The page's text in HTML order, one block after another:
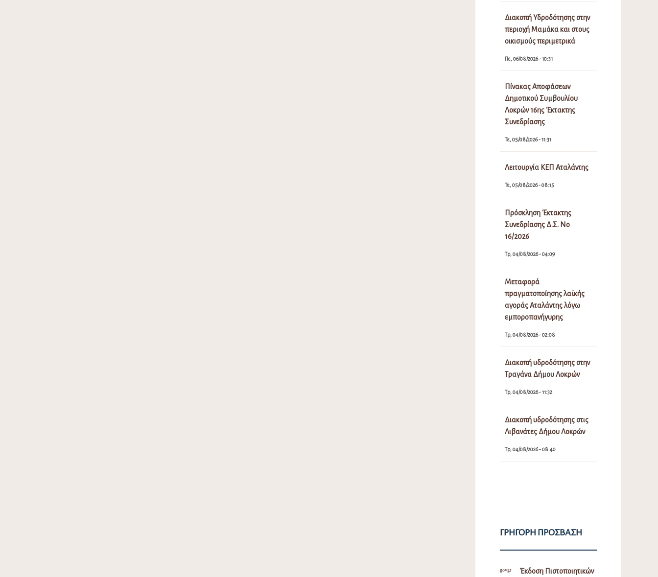
Διακοπή Υδροδότησης στην
περιοχή Μαμάκα και στους
οικισμούς περιμετρικά
Πε, 06/08/2026 - 10:31
Πίνακας Αποφάσεων
Δημοτικού Συμβουλίου
Λοκρών 16ης Έκτακτης
Συνεδρίασης
Τε, 05/08/2026 - 11:31
Λειτουργία ΚΕΠ Αταλάντης
Τε, 05/08/2026 - 08:15
Πρόσκληση Έκτακτης
Συνεδρίασης Δ.Σ. Νο
16/2026
Τρ, 04/08/2026 - 04:09
Μεταφορά
πραγματοποίησης λαϊκής
αγοράς Αταλάντης λόγω
εμποροπανήγυρης
Τρ, 04/08/2026 - 02:08
Διακοπή υδροδότησης στην
Τραγάνα Δήμου Λοκρών
Τρ, 04/08/2026 - 11:32
Διακοπή υδροδότησης στις
Λιβανάτες Δήμου Λοκρών
Τρ, 04/08/2026 - 08:40
ΓΡΉΓΟΡΗ ΠΡΌΣΒΑΣΗ
Έκδοση Πιστοποιητικών